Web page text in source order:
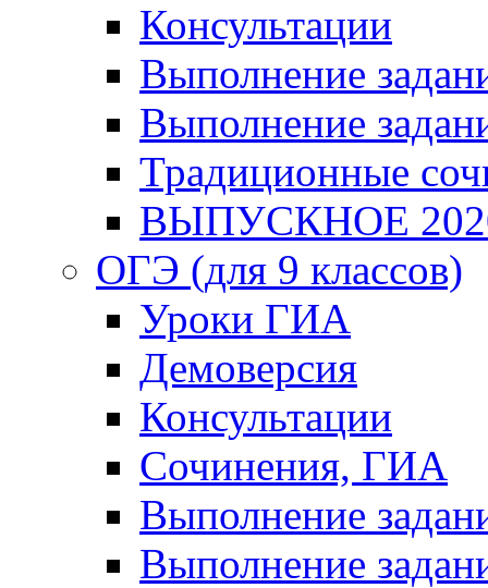
Консультации
Выполнение
Выполнение
Традиционные
ВЫПУСКНОЕ
ОГЭ (для 9 классов)
Уроки ГИА
Демоверсия
Консультации
Сочинения, ГИА
Выполнение
Выполнение